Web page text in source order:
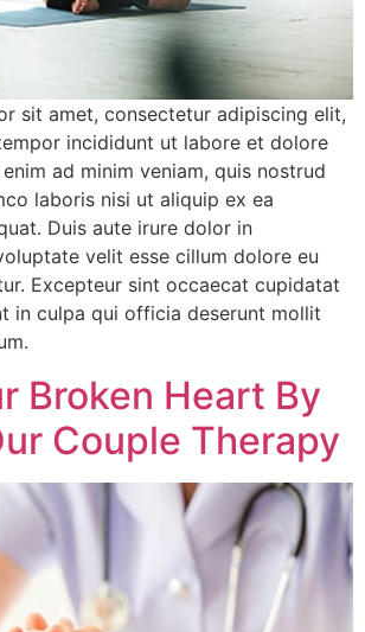
sit amet, consectetur adipiscing elit,
incididunt ut labore et dolore
ad minim veniam, quis nostrud
laboris nisi ut aliquip ex ea
Duis aute irure dolor in
velit esse cillum dolore eu
Excepteur sint occaecat cupidatat
in culpa qui officia deserunt mollit
Broken Heart By
Couple Therapy